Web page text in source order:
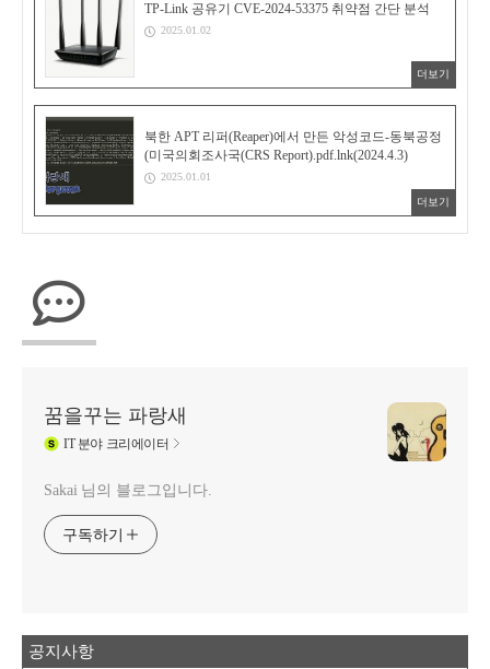
TP-Link 공유기 CVE-2024-53375 취약점 간단 분석
2025.01.02
더보기
북한 APT 리퍼(Reaper)에서 만든 악성코드-동북공정
(미국의회조사국(CRS Report).pdf.lnk(2024.4.3)
2025.01.01
더보기
꿈을꾸는 파랑새
IT분야 크리에이터
Sakai 님의 블로그입니다.
구독하기
공지사항